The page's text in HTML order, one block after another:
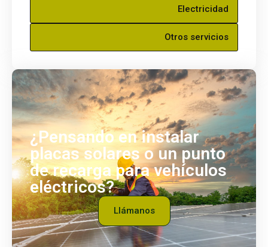
Electricidad
Otros servicios
¿Pensando en instalar
placas solares o un punto
de recarga para vehículos
eléctricos?
Llámanos